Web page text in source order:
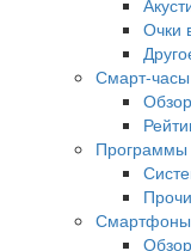
Очки
Смарт-
Программы